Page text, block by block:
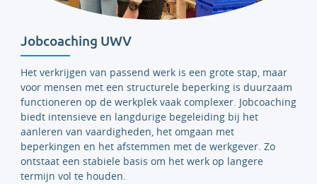
Jobcoaching UWV
Het verkrijgen van passend werk is een grote stap, maar
voor mensen met een structurele beperking is duurzaam
functioneren op de werkplek vaak complexer. Jobcoaching
biedt intensieve en langdurige begeleiding bij het
aanleren van vaardigheden, het omgaan met
beperkingen en het afstemmen met de werkgever. Zo
ontstaat een stabiele basis om het werk op langere
termijn vol te houden.